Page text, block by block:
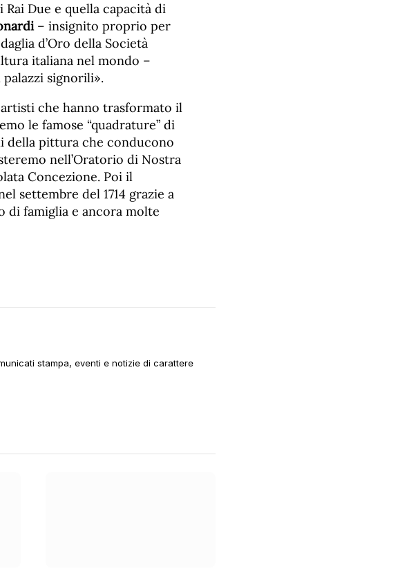
Due e quella capacità di
– insignito proprio per
d’Oro della Società
italiana nel mondo –
signorili».
che hanno trasformato il
le famose “quadrature” di
della pittura che conducono
nell’Oratorio di Nostra
Concezione. Poi il
settembre del 1714 grazie a
di famiglia e ancora molte
stampa, eventi e notizie di carattere